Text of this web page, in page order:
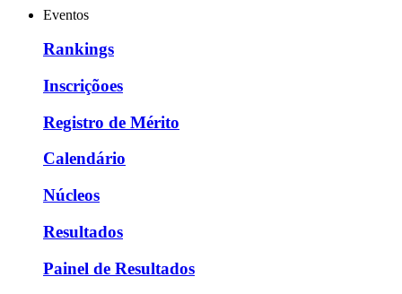
Eventos
Rankings
Inscriçõoes
Registro de Mérito
Calendário
Núcleos
Resultados
Painel de Resultados